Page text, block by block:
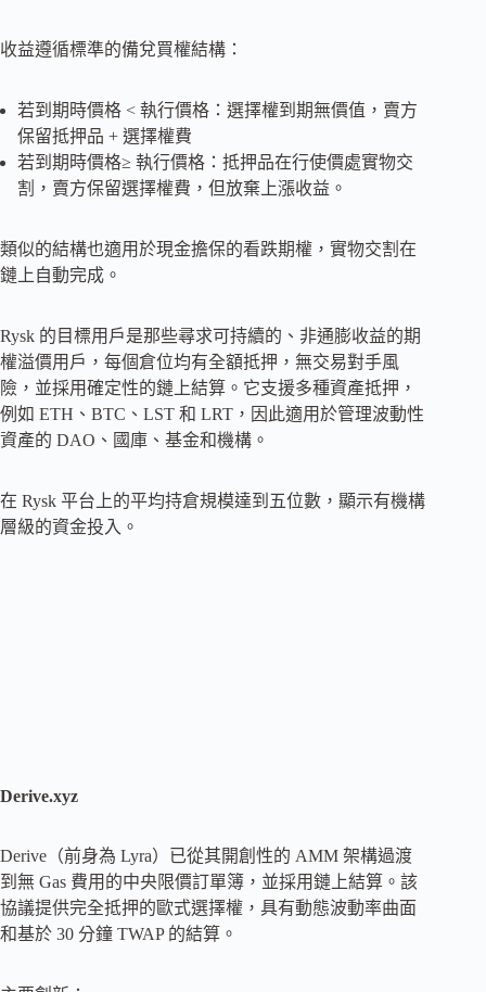
收益遵循標準的備兌買權結構：
若到期時價格 < 執行價格：選擇權到期無價值，賣方
保留抵押品 + 選擇權費
若到期時價格≥ 執行價格：抵押品在行使價處實物交
割，賣方保留選擇權費，但放棄上漲收益。
類似的結構也適用於現金擔保的看跌期權，實物交割在
鏈上自動完成。
Rysk 的目標用戶是那些尋求可持續的、非通膨收益的期
權溢價用戶，每個倉位均有全額抵押，無交易對手風
險，並採用確定性的鏈上結算。它支援多種資產抵押，
例如 ETH、BTC、LST 和 LRT，因此適用於管理波動性
資產的 DAO、國庫、基金和機構。
在 Rysk 平台上的平均持倉規模達到五位數，顯示有機構
層級的資金投入。
Derive.xyz
Derive（前身為 Lyra）已從其開創性的 AMM 架構過渡
到無 Gas 費用的中央限價訂單簿，並採用鏈上結算。該
協議提供完全抵押的歐式選擇權，具有動態波動率曲面
和基於 30 分鐘 TWAP 的結算。